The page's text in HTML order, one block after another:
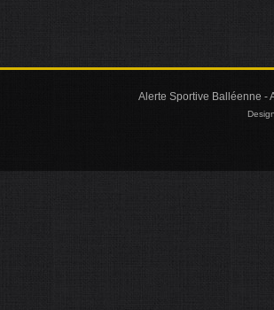
Alerte Sportive Balléenne -